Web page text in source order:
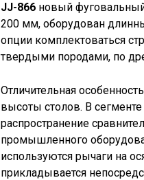
JJ-866 новый
200 мм, оборудован
опции комплектоваться
твердыми породами, по
Отличительная
высоты столов. В
распространение
промышленного
используются рычаги на
прикладывается